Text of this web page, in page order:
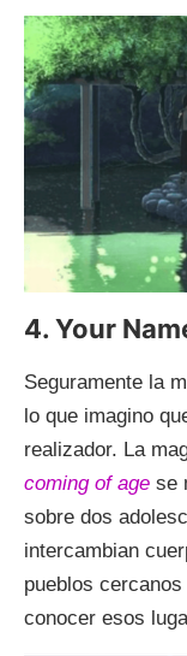
4. Your
Seguramente la
lo que imagino
realizador. La
coming of age se
sobre dos
intercambian
pueblos
conocer esos